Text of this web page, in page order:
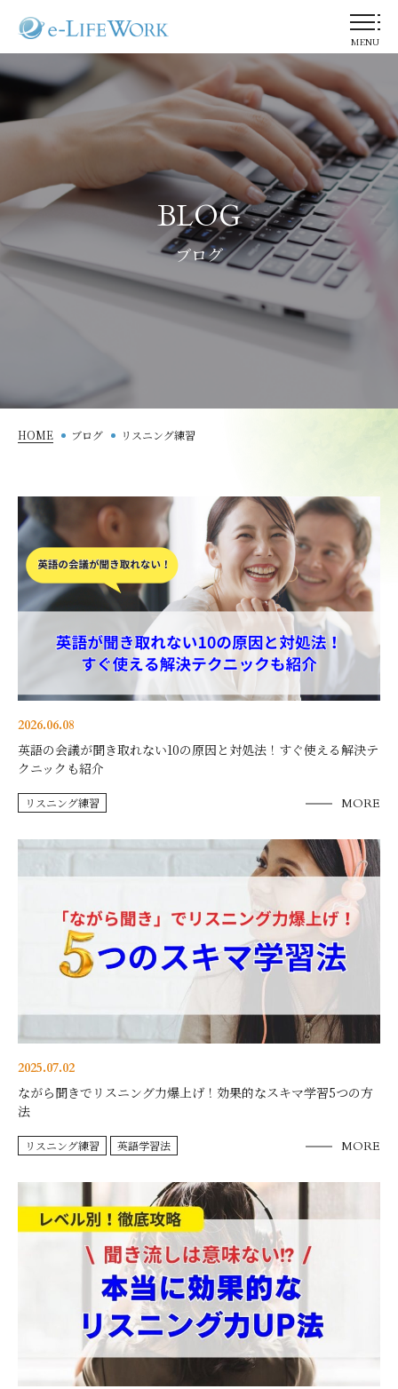
MENU
BLOG
ブログ
HOME ブログ リスニング練習
2026.06.08
英語の会議が聞き取れない10の原因と対処法！すぐ使える解決テ
クニックも紹介
リスニング練習 MORE
2025.07.02
ながら聞きでリスニング力爆上げ！効果的なスキマ学習5つの方
法
リスニング練習 英語学習法 MORE